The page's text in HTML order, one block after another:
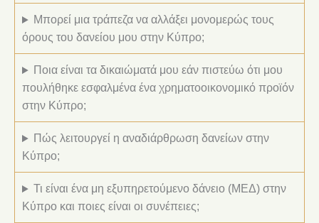
Μπορεί μια τράπεζα να αλλάξει μονομερώς τους
όρους του δανείου μου στην Κύπρο;
Ποια είναι τα δικαιώματά μου εάν πιστεύω ότι μου
πουλήθηκε εσφαλμένα ένα χρηματοοικονομικό προϊόν
στην Κύπρο;
Πώς λειτουργεί η αναδιάρθρωση δανείων στην
Κύπρο;
Τι είναι ένα μη εξυπηρετούμενο δάνειο (ΜΕΔ) στην
Κύπρο και ποιες είναι οι συνέπειες;